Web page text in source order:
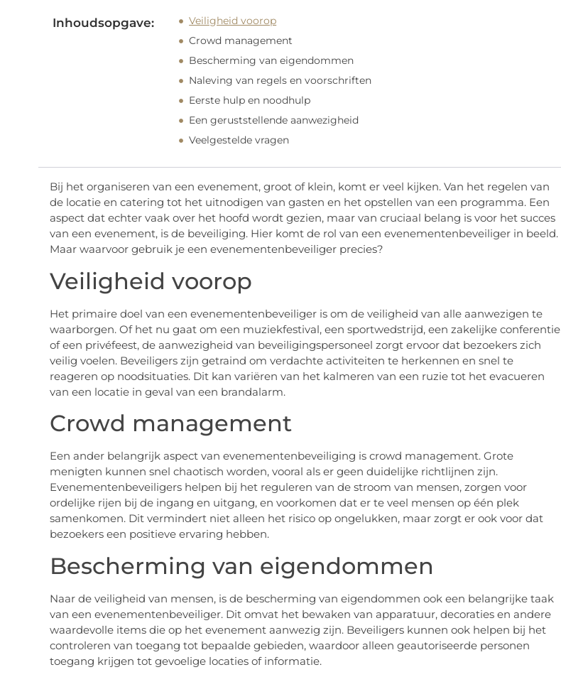
Inhoudsopgave:
Veiligheid voorop
Crowd management
Bescherming van eigendommen
Naleving van regels en voorschriften
Eerste hulp en noodhulp
Een geruststellende aanwezigheid
Veelgestelde vragen
Bij het organiseren van een evenement, groot of klein, komt er veel kijken. Van het regelen van
de locatie en catering tot het uitnodigen van gasten en het opstellen van een programma. Een
aspect dat echter vaak over het hoofd wordt gezien, maar van cruciaal belang is voor het succes
van een evenement, is de beveiliging. Hier komt de rol van een evenementenbeveiliger in beeld.
Maar waarvoor gebruik je een evenementenbeveiliger precies?
Veiligheid voorop
Het primaire doel van een evenementenbeveiliger is om de veiligheid van alle aanwezigen te
waarborgen. Of het nu gaat om een muziekfestival, een sportwedstrijd, een zakelijke conferentie
of een privéfeest, de aanwezigheid van beveiligingspersoneel zorgt ervoor dat bezoekers zich
veilig voelen. Beveiligers zijn getraind om verdachte activiteiten te herkennen en snel te
reageren op noodsituaties. Dit kan variëren van het kalmeren van een ruzie tot het evacueren
van een locatie in geval van een brandalarm.
Crowd management
Een ander belangrijk aspect van evenementenbeveiliging is crowd management. Grote
menigten kunnen snel chaotisch worden, vooral als er geen duidelijke richtlijnen zijn.
Evenementenbeveiligers helpen bij het reguleren van de stroom van mensen, zorgen voor
ordelijke rijen bij de ingang en uitgang, en voorkomen dat er te veel mensen op één plek
samenkomen. Dit vermindert niet alleen het risico op ongelukken, maar zorgt er ook voor dat
bezoekers een positieve ervaring hebben.
Bescherming van eigendommen
Naar de veiligheid van mensen, is de bescherming van eigendommen ook een belangrijke taak
van een evenementenbeveiliger. Dit omvat het bewaken van apparatuur, decoraties en andere
waardevolle items die op het evenement aanwezig zijn. Beveiligers kunnen ook helpen bij het
controleren van toegang tot bepaalde gebieden, waardoor alleen geautoriseerde personen
toegang krijgen tot gevoelige locaties of informatie.